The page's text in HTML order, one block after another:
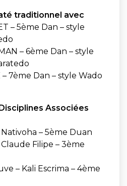
traditionnel avec
– 5ème Dan – style
– 6ème Dan – style
7ème Dan – style Wado
Associées
– 5ème Duan
Filipe – 3ème
– Kali Escrima – 4ème